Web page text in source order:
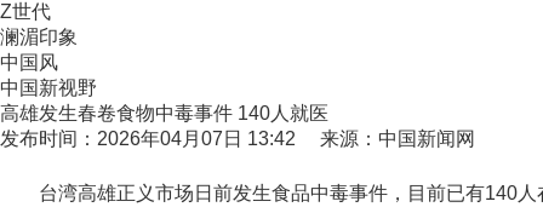
Z世代
澜湄印象
中国风
中国新视野
高雄发生春卷食物中毒事件 140人就医
发布时间：2026年04月07日 13:42 来源：中国新闻网
台湾高雄正义市场日前发生食品中毒事件，目前已有140人